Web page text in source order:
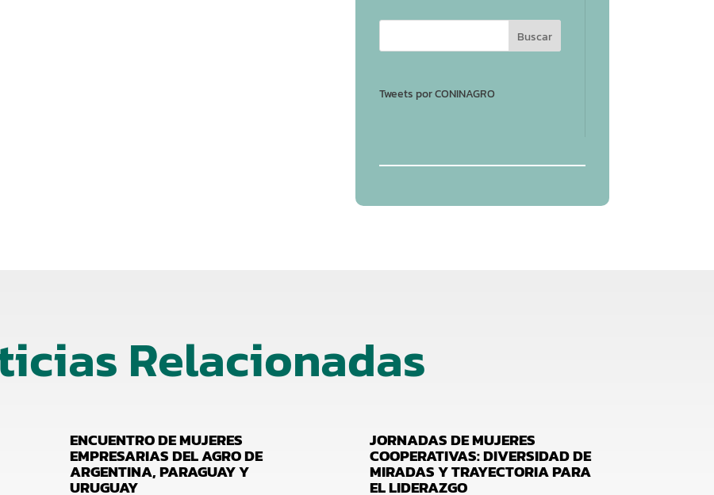
Tweets por CONINAGRO
Relacionadas
ENCUENTRO DE MUJERES
EMPRESARIAS DEL AGRO DE
ARGENTINA, PARAGUAY Y
URUGUAY
JORNADAS DE MUJERES
COOPERATIVAS: DIVERSIDAD DE
MIRADAS Y TRAYECTORIA PARA
EL LIDERAZGO